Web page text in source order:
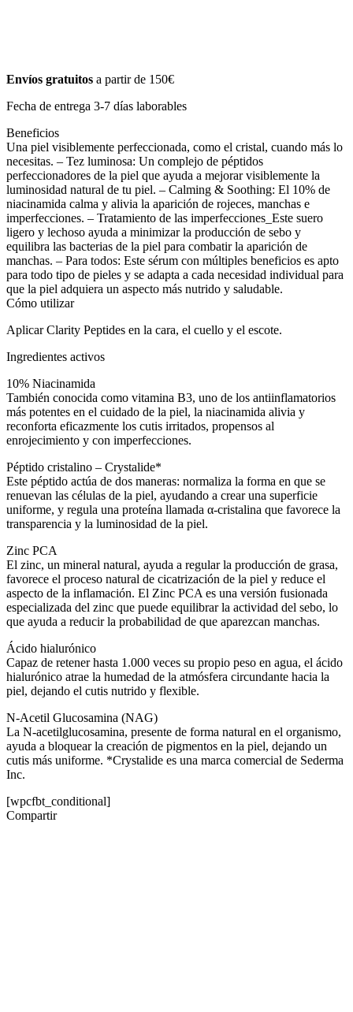
Envíos gratuitos a partir de 150€
Fecha de entrega 3-7 días laborables
Beneficios
Una piel visiblemente perfeccionada, como el cristal, cuando más lo
necesitas. – Tez luminosa: Un complejo de péptidos
perfeccionadores de la piel que ayuda a mejorar visiblemente la
luminosidad natural de tu piel. – Calming & Soothing: El 10% de
niacinamida calma y alivia la aparición de rojeces, manchas e
imperfecciones. – Tratamiento de las imperfecciones_Este suero
ligero y lechoso ayuda a minimizar la producción de sebo y
equilibra las bacterias de la piel para combatir la aparición de
manchas. – Para todos: Este sérum con múltiples beneficios es apto
para todo tipo de pieles y se adapta a cada necesidad individual para
que la piel adquiera un aspecto más nutrido y saludable.
Cómo utilizar
Aplicar Clarity Peptides en la cara, el cuello y el escote.
Ingredientes activos
10% Niacinamida
También conocida como vitamina B3, uno de los antiinflamatorios
más potentes en el cuidado de la piel, la niacinamida alivia y
reconforta eficazmente los cutis irritados, propensos al
enrojecimiento y con imperfecciones.
Péptido cristalino – Crystalide*
Este péptido actúa de dos maneras: normaliza la forma en que se
renuevan las células de la piel, ayudando a crear una superficie
uniforme, y regula una proteína llamada α-cristalina que favorece la
transparencia y la luminosidad de la piel.
Zinc PCA
El zinc, un mineral natural, ayuda a regular la producción de grasa,
favorece el proceso natural de cicatrización de la piel y reduce el
aspecto de la inflamación. El Zinc PCA es una versión fusionada
especializada del zinc que puede equilibrar la actividad del sebo, lo
que ayuda a reducir la probabilidad de que aparezcan manchas.
Ácido hialurónico
Capaz de retener hasta 1.000 veces su propio peso en agua, el ácido
hialurónico atrae la humedad de la atmósfera circundante hacia la
piel, dejando el cutis nutrido y flexible.
N-Acetil Glucosamina (NAG)
La N-acetilglucosamina, presente de forma natural en el organismo,
ayuda a bloquear la creación de pigmentos en la piel, dejando un
cutis más uniforme. *Crystalide es una marca comercial de Sederma
Inc.
[wpcfbt_conditional]
Compartir